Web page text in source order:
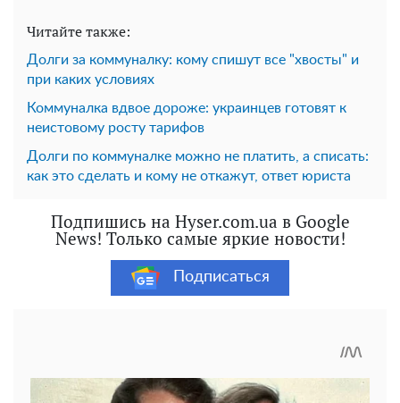
Читайте также:
Долги за коммуналку: кому спишут все "хвосты" и
при каких условиях
Коммуналка вдвое дороже: украинцев готовят к
неистовому росту тарифов
Долги по коммуналке можно не платить, а списать:
как это сделать и кому не откажут, ответ юриста
Подпишись на Hyser.com.ua в Google
News! Только самые яркие новости!
Подписаться